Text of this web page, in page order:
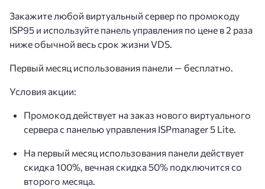
Закажите любой виртуальный сервер по промокоду
ISP95 и используйте панель управления по цене в 2 раза
ниже обычной весь срок жизни VDS.
Первый месяц использования панели — бесплатно.
Условия акции:
Промокод действует на заказ нового виртуального
сервера с панелью управления ISPmanager 5 Lite.
На первый месяц использования панели действует
скидка 100%, вечная скидка 50% подключится со
второго месяца.